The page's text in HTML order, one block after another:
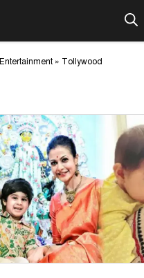
Entertainment » Tollywood